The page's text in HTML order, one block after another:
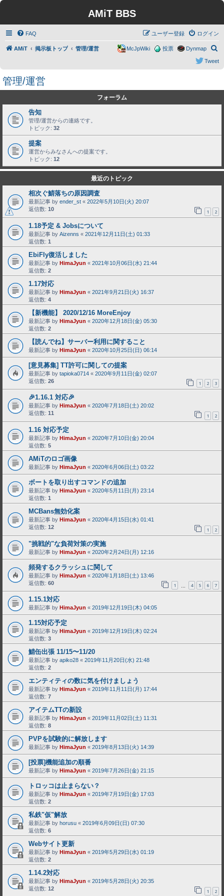
AMiT BBS
FAQ ログイン
ユーザー登録
AMiT 掲示板トップ 管理/運営
索
Dynmap
投票
McJpWiki
Tweet
管理/運営
フォーラム
告知
管理/運営からの連絡です。
トピック: 32
提案
運営からみなさんへの提案です。
トピック: 12
最近のトピック
相次ぐ鯖落ちの原因調査
最新記事 by ender_st « 2022年5月10日(火) 20:07
返信数: 10 1 2
1.18予定 & Jobsについて
最新記事 by Aizenns « 2021年12月11日(土) 01:33
返信数: 1
EbiFly復活しました
最新記事 by HimaJyun « 2021年10月06日(水) 21:44
返信数: 2
1.17対応
最新記事 by HimaJyun « 2021年9月21日(火) 16:37
返信数: 4
【新機能】 2020/12/16 MoreEnjoy
最新記事 by HimaJyun « 2020年12月18日(金) 05:30
返信数: 2
【読んでね】サーバー利用に関すること
最新記事 by HimaJyun « 2020年10月25日(日) 06:14
[意見募集] TT許可に関しての提案
最新記事 by tapioka0714 « 2020年9月11日(金) 02:07
返信数: 26 1 2 3
🎉1.16.1 対応🎉
最新記事 by HimaJyun « 2020年7月18日(土) 20:02
返信数: 11 1 2
1.16 対応予定
最新記事 by HimaJyun « 2020年7月10日(金) 20:04
返信数: 5
AMiTのロゴ画像
最新記事 by HimaJyun « 2020年6月06日(土) 03:22
ボートを取り出すコマンドの追加
最新記事 by HimaJyun « 2020年5月11日(月) 23:14
返信数: 1
MCBans無効化案
最新記事 by HimaJyun « 2020年4月15日(水) 01:41
返信数: 12 1 2
"挑戦的"な負荷対策の実施
最新記事 by HimaJyun « 2020年2月24日(月) 12:16
頻発するクラッシュに関して
最新記事 by HimaJyun « 2020年1月18日(土) 13:46
返信数: 60 1 4 5 6 7
1.15.1対応
最新記事 by HimaJyun « 2019年12月19日(木) 04:05
1.15対応予定
最新記事 by HimaJyun « 2019年12月19日(木) 02:24
返信数: 3
鯖缶出張 11/15〜11/20
最新記事 by apiko28 « 2019年11月20日(水) 21:48
返信数: 2
エンティティの数に気を付けましょう
最新記事 by HimaJyun « 2019年11月11日(月) 17:44
返信数: 7
アイテムTTの新設
最新記事 by HimaJyun « 2019年11月02日(土) 11:31
返信数: 8
PVPを試験的に解放します
最新記事 by HimaJyun « 2019年8月13日(火) 14:39
[投票]機能追加の順番
最新記事 by HimaJyun « 2019年7月26日(金) 21:15
トロッコは止まらない？
最新記事 by HimaJyun « 2019年7月19日(金) 17:03
返信数: 2
私鉄"仮"解放
最新記事 by horusu « 2019年6月09日(日) 07:30
返信数: 6
Webサイト更新
最新記事 by HimaJyun « 2019年5月29日(水) 01:19
返信数: 2
1.14.2対応
最新記事 by HimaJyun « 2019年5月28日(火) 20:35
返信数: 12 1 2